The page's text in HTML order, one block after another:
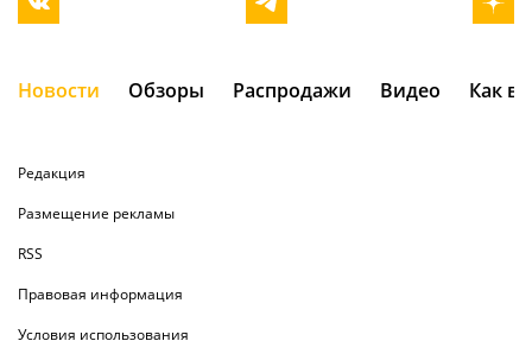
Новости Обзоры Распродажи Видео Как
Редакция
Размещение рекламы
RSS
Правовая информация
Условия использования